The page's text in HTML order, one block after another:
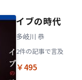
イブの時代
多岐川 恭
2件の記事で言及
￥495